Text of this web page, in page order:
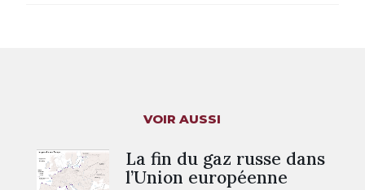
VOIR AUSSI
La fin du gaz russe dans
l’Union européenne